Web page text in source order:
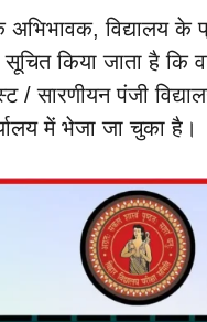
अभिभावक, विद्यालय के
सूचित किया जाता है
पंजी
में भेजा जा चुका है।